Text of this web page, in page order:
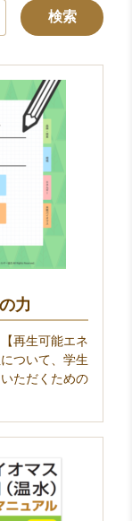
力
再生可能エネ
ついて、学生
ただくための